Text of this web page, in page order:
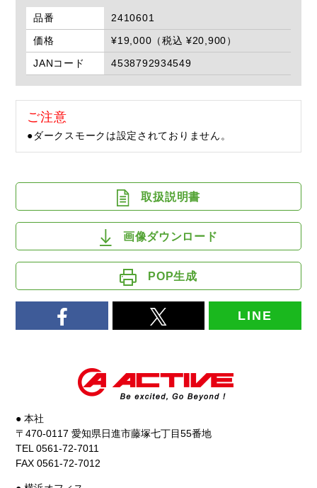
品番
2410601
価格
¥19,000（税込 ¥20,900）
JANコード
4538792934549
ご注意
●ダークスモークは設定されておりません。
取扱説明書
画像ダウンロード
POP生成
LINE
● 本社
〒470-0117 愛知県日進市藤塚七丁目55番地
TEL 0561-72-7011
FAX 0561-72-7012